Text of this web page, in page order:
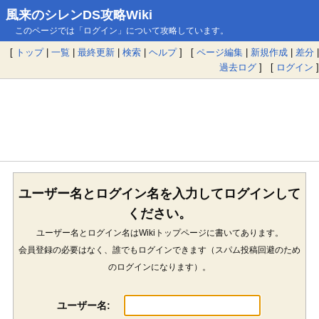
風来のシレンDS攻略Wiki
このページでは「ログイン」について攻略しています。
[ トップ| 一覧 | 最終更新 | 検索 | ヘルプ] [ ページ編集 | 新規作成 | 差分 |
過去ログ ] [ ログイン ]
ユーザー名とログイン名を入力してログインして
ください。
ユーザー名とログイン名はWikiトップページに書いてあります。
会員登録の必要はなく、誰でもログインできます（スパム投稿回避のため
のログインになります）。
ユーザー名: